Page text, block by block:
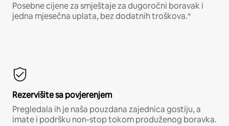
Posebne cijene za smještaje za dugoročni boravak i
jedna mjesečna uplata, bez dodatnih troškova.*
Rezervišite sa povjerenjem
Pregledala ih je naša pouzdana zajednica gostiju, a
imate i podršku non-stop tokom produženog boravka.